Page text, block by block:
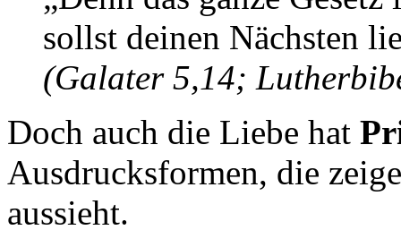
sollst deinen Nächsten
(Galater 5,14;
Doch auch die Liebe hat
Ausdrucksformen, die
aussieht.